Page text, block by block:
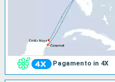
Pagamento in 4X